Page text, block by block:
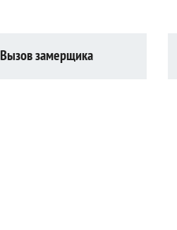
Вызов замерщика